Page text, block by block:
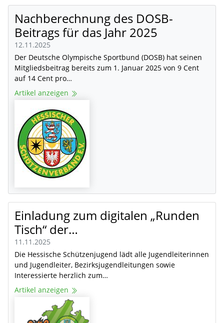
Nachberechnung des DOSB-
Beitrags für das Jahr 2025
12.11.2025
Der Deutsche Olympische Sportbund (DOSB) hat seinen
Mitgliedsbeitrag bereits zum 1. Januar 2025 von 9 Cent
auf 14 Cent pro…
Artikel anzeigen
Einladung zum digitalen „Runden
Tisch“ der…
11.11.2025
Die Hessische Schützenjugend lädt alle Jugendleiterinnen
und Jugendleiter, Bezirksjugendleitungen sowie
Interessierte herzlich zum…
Artikel anzeigen